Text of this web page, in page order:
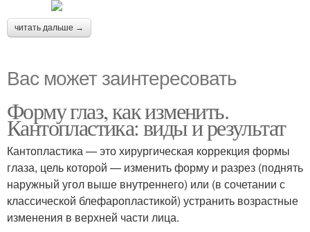
читать дальше →
Вас может заинтересовать
Форму глаз, как изменить.
Кантопластика: виды и результат
Кантопластика — это хирургическая коррекция формы
глаза, цель которой — изменить форму и разрез (поднять
наружный угол выше внутреннего) или (в сочетании с
классической блефаропластикой) устранить возрастные
изменения в верхней части лица.